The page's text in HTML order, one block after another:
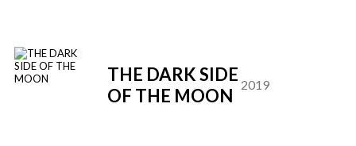
THE DARK SIDE
OF THE MOON
2019